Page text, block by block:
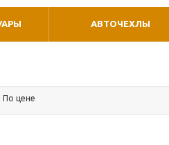
АВТОЧЕХЛЫ
По цене